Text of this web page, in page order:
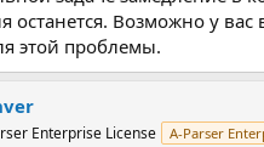
останется. Возможно у вас
этой проблемы.
Enterprise License A-Parser